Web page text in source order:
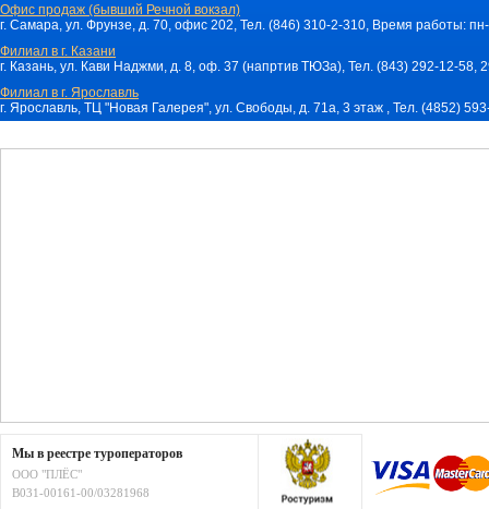
Офис продаж (бывший Речной вокзал)
г. Самара, ул. Фрунзе, д. 70, офис 202, Тел. (846) 310-2-310, Время работы:
Филиал в г. Казани
г. Казань, ул. Кави Наджми, д. 8, оф. 37 (напртив ТЮЗа), Тел. (843) 292-12-
Филиал в г. Ярославль
г. Ярославль, ТЦ "Новая Галерея", ул. Свободы, д. 71a, 3 этаж , Тел. (4852)
Мы в реестре туроператоров
ООО "ПЛЁС"
В031-00161-00/03281968